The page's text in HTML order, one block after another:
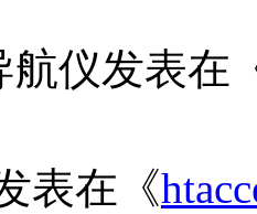
航仪发表在
表在《